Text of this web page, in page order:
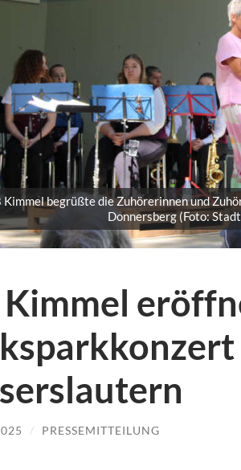
Kimmel begrüßte die Zuhörerinnen und
Donnersberg (Foto:
/ PRESSEMITTEILUNG